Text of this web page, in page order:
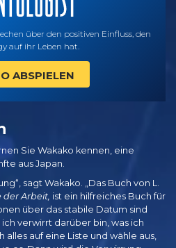
über den positiven Einfluss, den
auf ihr Leben hat.
ABSPIELEN
Sie Wakako kennen, eine
aus Japan.
sagt Wakako. „Das Buch von L.
der Arbeit, ist ein hilfreiches Buch für
über das stabile Datum sind
verwirrt darüber bin, was ich
alles auf eine Liste und wähle aus,